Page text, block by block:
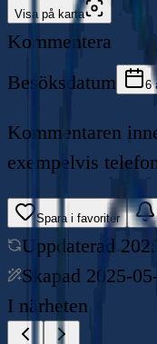
Visa på karta
Kommentera
Besöksdatum
6
Kommentaren
exempelvis
Spara i favoriter
Uppdaterad
Skapad 2025-
I närheten